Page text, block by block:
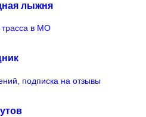
лыжня
трасса в МО
подписка на отзывы